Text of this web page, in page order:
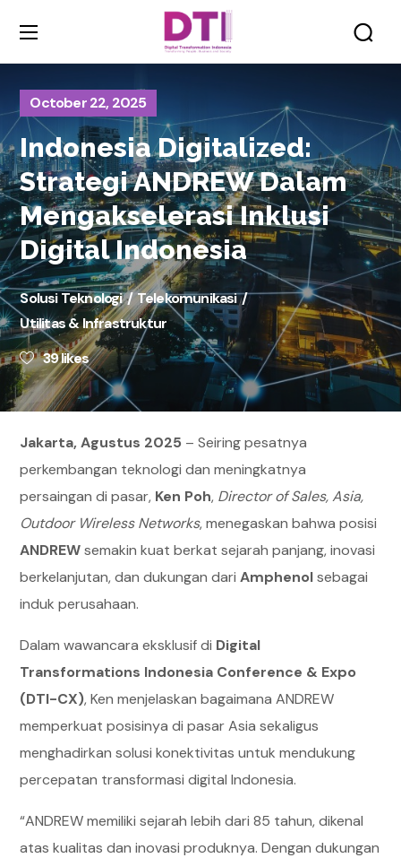
October 22, 2025
Indonesia Digitalized:
Strategi ANDREW Dalam
Mengakselerasi Inklusi
Digital Indonesia
Solusi Teknologi
Telekomunikasi
Utilitas & Infrastruktur
39likes
Jakarta, Agustus 2025 – Seiring pesatnya
perkembangan teknologi dan meningkatnya
persaingan di pasar, Ken Poh, Director of Sales, Asia,
Outdoor Wireless Networks, menegaskan bahwa posisi
ANDREWsemakin kuat berkat sejarah panjang, inovasi
berkelanjutan, dan dukungan dariAmphenolsebagai
induk perusahaan.
Dalam wawancara eksklusif di Digital
Transformations Indonesia Conference & Expo
(DTI-CX), Ken menjelaskan bagaimana ANDREW
memperkuat posisinya di pasar Asia sekaligus
menghadirkan solusi konektivitas untuk mendukung
percepatan transformasi digital Indonesia.
“ANDREW memiliki sejarah lebih dari 85 tahun, dikenal
atas kualitas dan inovasi produknya. Dengan dukungan